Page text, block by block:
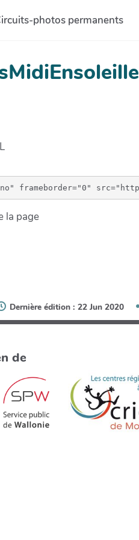
photos permanents
la page
Dernière édition : 22 Jun 2020
de